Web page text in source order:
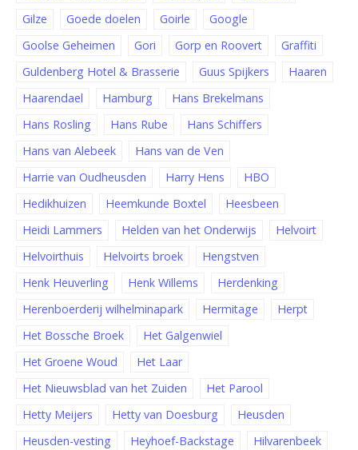
Gilze
Goede doelen Goirle
Google
Goolse Geheimen
Gori Gorp en Roovert
Graffiti
Guldenberg Hotel & Brasserie
Guus Spijkers
Haaren
Haarendael
Hamburg
Hans Brekelmans
Hans Rosling
Hans Rube
Hans Schiffers
Hans van Alebeek
Hans van de Ven
Harrie van Oudheusden
Harry Hens
HBO
Hedikhuizen
Heemkunde Boxtel
Heesbeen
Heidi Lammers
Helden van het Onderwijs
Helvoirt
Helvoirthuis
Helvoirts broek
Hengstven
Henk Heuverling
Henk Willems
Herdenking
Herenboerderij wilhelminapark
Hermitage
Herpt
Het Bossche Broek
Het Galgenwiel
Het Groene Woud
Het Laar
Het Nieuwsblad van het Zuiden
Het Parool
Hetty Meijers
Hetty van Doesburg
Heusden
Heusden-vesting
Heyhoef-Backstage
Hilvarenbeek